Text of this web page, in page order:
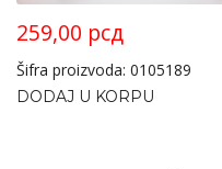
259,00 рсд
Šifra proizvoda: 0105189
DODAJ U KORPU